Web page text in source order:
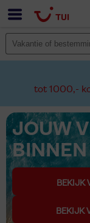
tot 1000,-
JOUW
BEKIJK
BEKIJK